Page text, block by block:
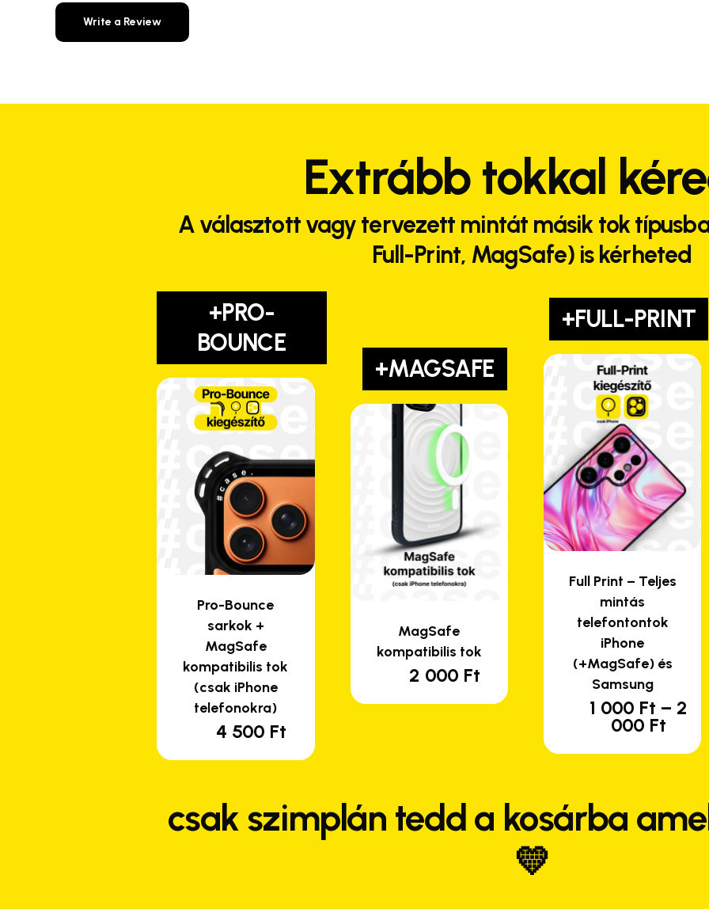
Write a Review
Extrább tokkal
A választott vagy tervezett mintát másik tok
Full-Print, MagSafe) is kérheted
+PRO-
BOUNCE
Pro-Bounce
sarkok +
MagSafe
kompatibilis tok
(csak iPhone
telefonokra)
4 500 Ft
+MAGSAFE
MagSafe
kompatibilis tok
2 000 Ft
+FULL-PRINT
Full Print – Teljes
mintás
telefontontok
iPhone
(+MagSafe) és
Samsung
1 000 Ft – 2
000 Ft
000
000
csak szimplán tedd a kosárba
💛